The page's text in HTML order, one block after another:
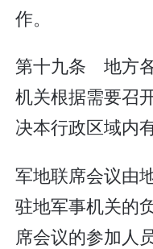
作。
第十九条 地方
机关根据需要召
决本行政区域内
军地联席会议由
驻地军事机关的
席会议的参加人